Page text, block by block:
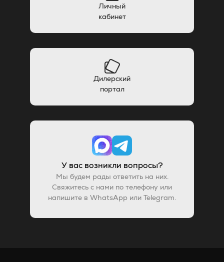
Личный
кабинет
Дилерский
портал
У вас возникли вопросы?
Мы будем рады ответить на них.
Свяжитесь с нами по телефону или
напишите в WhatsApp или Telegram.